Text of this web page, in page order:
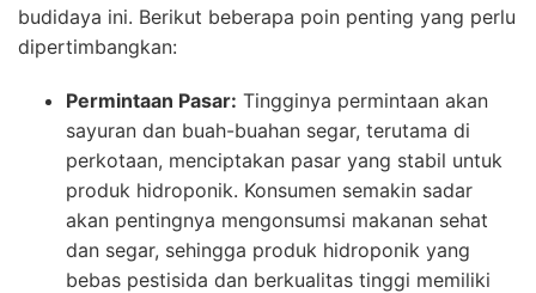
budidaya ini. Berikut beberapa poin penting yang perlu
dipertimbangkan:
Permintaan Pasar: Tingginya permintaan akan
sayuran dan buah-buahan segar, terutama di
perkotaan, menciptakan pasar yang stabil untuk
produk hidroponik. Konsumen semakin sadar
akan pentingnya mengonsumsi makanan sehat
dan segar, sehingga produk hidroponik yang
bebas pestisida dan berkualitas tinggi memiliki